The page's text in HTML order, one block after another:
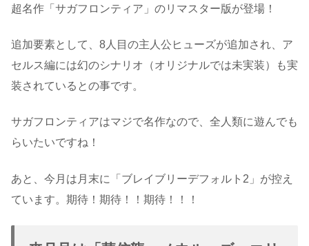
超名作「サガフロンティア」のリマスター版が登場！
追加要素として、8人目の主人公ヒューズが追加され、ア
セルス編には幻のシナリオ（オリジナルでは未実装）も実
装されているとの事です。
サガフロンティアはマジで名作なので、全人類に遊んでも
らいたいですね！
あと、今月は月末に「ブレイブリーデフォルト2」が控え
ています。期待！期待！！期待！！！